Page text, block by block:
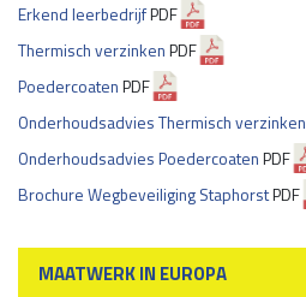
Erkend leerbedrijfPDF
Thermisch verzinkenPDF
PoedercoatenPDF
Onderhoudsadvies Thermisch verzinken
Onderhoudsadvies PoedercoatenPDF
Brochure Wegbeveiliging StaphorstPDF
MAATWERK IN EUROPA